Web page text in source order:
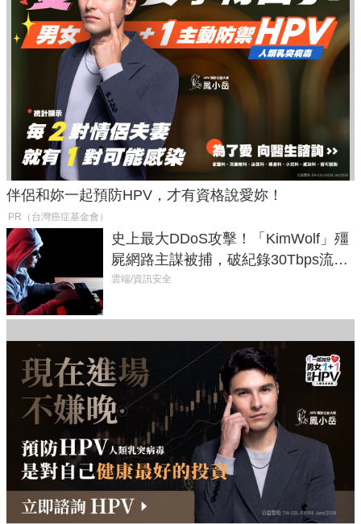
伴侶和妳一起預防HPV，才有資格說愛妳！
PR（台灣癌症基金會）
史上最大DDoS攻擊！「KimWolf」殭
屍網路主謀被捕，破紀錄30Tbps流量
癱瘓全球！
雲端/資訊安全